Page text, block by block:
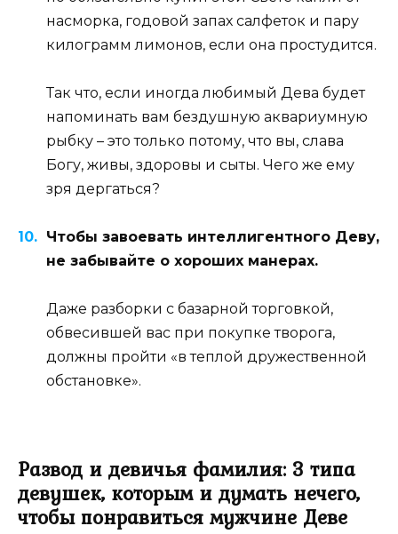
насморка, годовой запах салфеток и пару
килограмм лимонов, если она простудится.
Так что, если иногда любимый Дева будет
напоминать вам бездушную аквариумную
рыбку – это только потому, что вы, слава
Богу, живы, здоровы и сыты. Чего же ему
зря дергаться?
Чтобы завоевать интеллигентного Деву,
не забывайте о хороших манерах.
Даже разборки с базарной торговкой,
обвесившей вас при покупке творога,
должны пройти «в теплой дружественной
обстановке».
Развод и девичья фамилия: 3 типа
девушек, которым и думать нечего,
чтобы понравиться мужчине Деве